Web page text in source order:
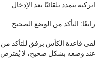
اتركيه يتمدد تلقائيًا بعد الإدخال.
رابعًا: التأكد من الوضع الصحيح
لفي قاعدة الكأس برفق للتأكد من
عند وضعه بشكل صحيح، لا يُفترض